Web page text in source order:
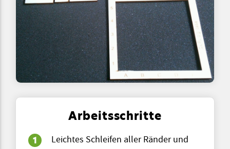
Arbeitsschritte
Leichtes Schleifen aller Ränder und